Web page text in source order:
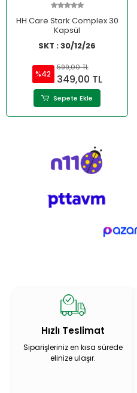
HH Care Stark Complex 30
Kapsül
SKT : 30/12/26
%42
599,00 TL
349,00 TL
Sepete Ekle
Hızlı Teslimat
Siparişleriniz en kısa sürede
elinize ulaşır.